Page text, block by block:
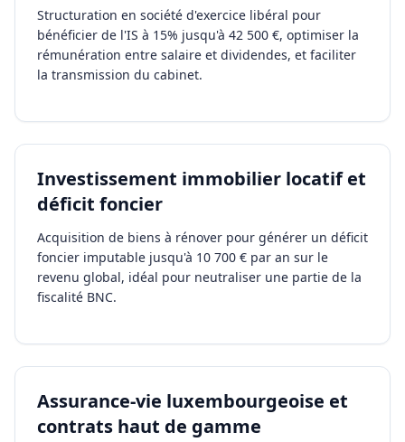
Structuration en société d'exercice libéral pour
bénéficier de l'IS à 15% jusqu'à 42 500 €, optimiser la
rémunération entre salaire et dividendes, et faciliter
la transmission du cabinet.
Investissement immobilier locatif et
déficit foncier
Acquisition de biens à rénover pour générer un déficit
foncier imputable jusqu'à 10 700 € par an sur le
revenu global, idéal pour neutraliser une partie de la
fiscalité BNC.
Assurance-vie luxembourgeoise et
contrats haut de gamme